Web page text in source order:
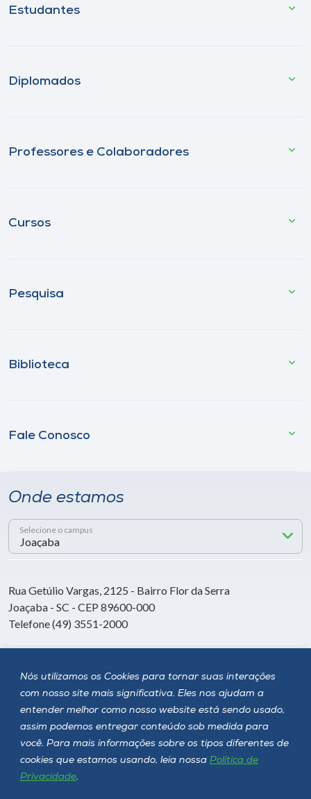
Nós utilizamos os Cookies para tornar suas interações
com nosso site mais significativa. Eles nos ajudam a
entender melhor como nosso website está sendo usado,
assim podemos entregar conteúdo sob medida para
você. Para mais informações sobre os tipos diferentes de
cookies que estamos usando, leia nossa Política de
Privacidade.
Estudantes
Diplomados
Professores e Colaboradores
Cursos
Pesquisa
Biblioteca
Fale Conosco
Onde estamos
Selecione o campus
Rua Getúlio Vargas, 2125 - Bairro Flor da Serra
Joaçaba - SC - CEP 89600-000
Telefone (49) 3551-2000
Siga a Unoesc